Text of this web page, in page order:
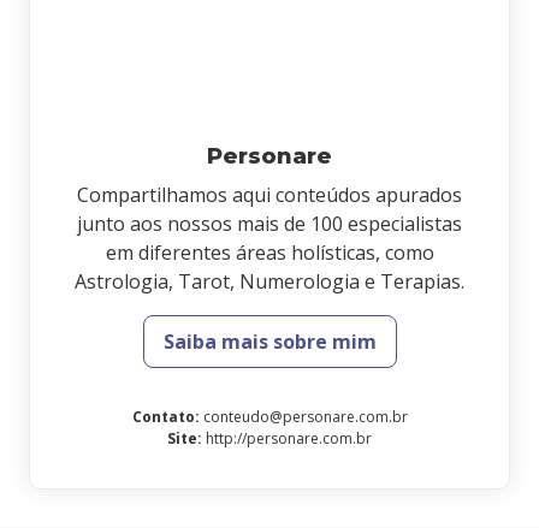
Personare
Compartilhamos aqui conteúdos apurados
junto aos nossos mais de 100 especialistas
em diferentes áreas holísticas, como
Astrologia, Tarot, Numerologia e Terapias.
Saiba mais sobre mim
Contato: conteudo@personare.com.br
Site: http://personare.com.br